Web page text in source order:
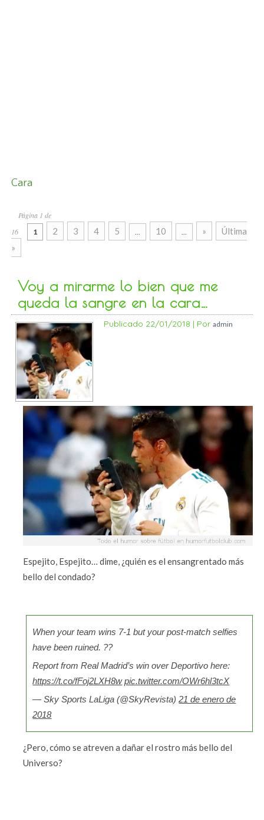
Cara
Página 1 de
16
1 2 3 4 5 ... 10 ... »
Última
»
Voy a mirarme lo bien que me
queda la sangre en la cara…
Publicado 22/01/2018 | Por admin
Espejito, Espejito… dime, ¿quién es el ensangrentado más
bello del condado?
When your team wins 7-1 but your post-match selfies
have been ruined. ??
Report from Real Madrid’s win over Deportivo here:
https://t.co/fFoj2LXH8w pic.twitter.com/OWr6hl3tcX
— Sky Sports LaLiga (@SkyRevista)21 de enero de
2018
¿Pero, cómo se atreven a dañar el rostro más bello del
Universo?